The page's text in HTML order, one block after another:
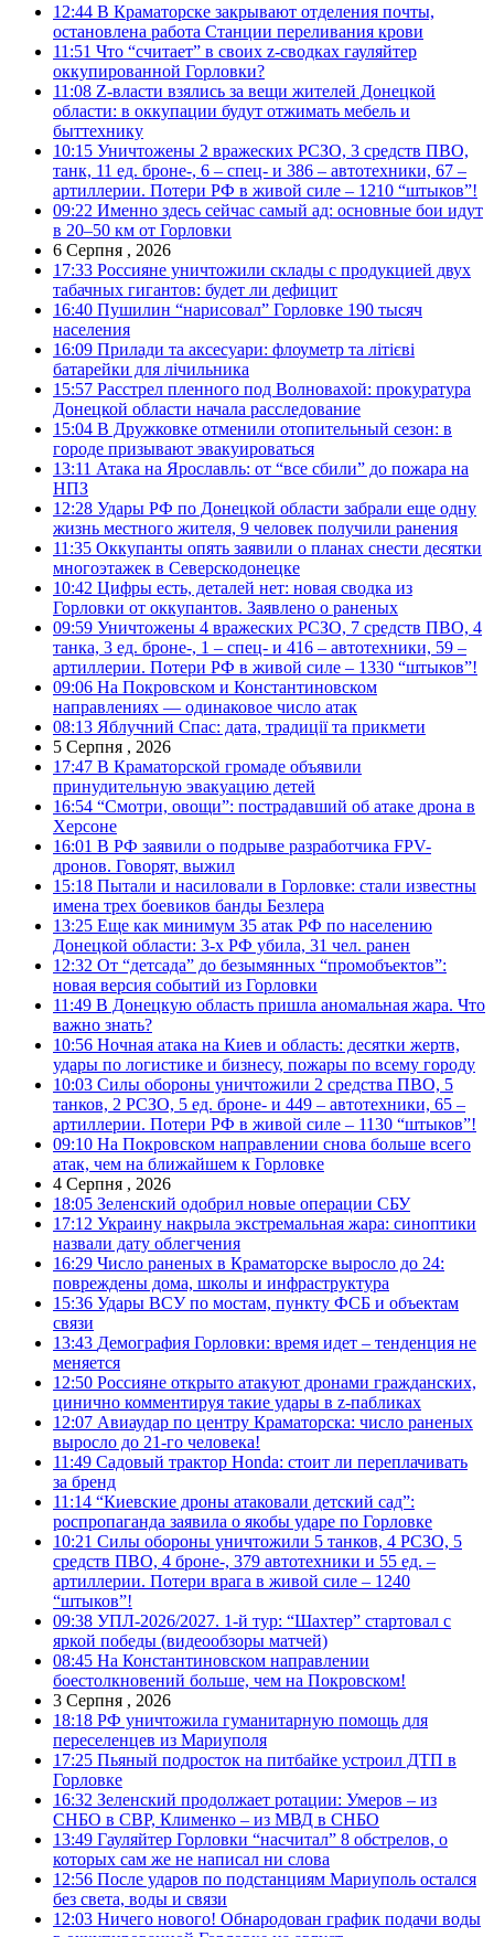
12:44 В Краматорске закрывают отделения почты,
остановлена работа Станции переливания крови
11:51 Что “считает” в своих z-сводках гауляйтер
оккупированной Горловки?
11:08 Z-власти взялись за вещи жителей Донецкой
области: в оккупации будут отжимать мебель и
быттехнику
10:15 Уничтожены 2 вражеских РСЗО, 3 средств ПВО,
танк, 11 ед. броне-, 6 – спец- и 386 – автотехники, 67 –
артиллерии. Потери РФ в живой силе – 1210 “штыков”!
09:22 Именно здесь сейчас самый ад: основные бои идут
в 20–50 км от Горловки
6 Серпня , 2026
17:33 Россияне уничтожили склады с продукцией двух
табачных гигантов: будет ли дефицит
16:40 Пушилин “нарисовал” Горловке 190 тысяч
населения
16:09 Прилади та аксесуари: флоуметр та літієві
батарейки для лічильника
15:57 Расстрел пленного под Волновахой: прокуратура
Донецкой области начала расследование
15:04 В Дружковке отменили отопительный сезон: в
городе призывают эвакуироваться
13:11 Атака на Ярославль: от “все сбили” до пожара на
НПЗ
12:28 Удары РФ по Донецкой области забрали еще одну
жизнь местного жителя, 9 человек получили ранения
11:35 Оккупанты опять заявили о планах снести десятки
многоэтажек в Северскодонецке
10:42 Цифры есть, деталей нет: новая сводка из
Горловки от оккупантов. Заявлено о раненых
09:59 Уничтожены 4 вражеских РСЗО, 7 средств ПВО, 4
танка, 3 ед. броне-, 1 – спец- и 416 – автотехники, 59 –
артиллерии. Потери РФ в живой силе – 1330 “штыков”!
09:06 На Покровском и Константиновском
направлениях — одинаковое число атак
08:13 Яблучний Спас: дата, традиції та прикмети
5 Серпня , 2026
17:47 В Краматорской громаде объявили
принудительную эвакуацию детей
16:54 “Смотри, овощи”: пострадавший об атаке дрона в
Херсоне
16:01 В РФ заявили о подрыве разработчика FPV-
дронов. Говорят, выжил
15:18 Пытали и насиловали в Горловке: стали известны
имена трех боевиков банды Безлера
13:25 Еще как минимум 35 атак РФ по населению
Донецкой области: 3-х РФ убила, 31 чел. ранен
12:32 От “детсада” до безымянных “промобъектов”:
новая версия событий из Горловки
11:49 В Донецкую область пришла аномальная жара. Что
важно знать?
10:56 Ночная атака на Киев и область: десятки жертв,
удары по логистике и бизнесу, пожары по всему городу
10:03 Силы обороны уничтожили 2 средства ПВО, 5
танков, 2 РСЗО, 5 ед. броне- и 449 – автотехники, 65 –
артиллерии. Потери РФ в живой силе – 1130 “штыков”!
09:10 На Покровском направлении снова больше всего
атак, чем на ближайшем к Горловке
4 Серпня , 2026
18:05 Зеленский одобрил новые операции СБУ
17:12 Украину накрыла экстремальная жара: синоптики
назвали дату облегчения
16:29 Число раненых в Краматорске выросло до 24:
повреждены дома, школы и инфраструктура
15:36 Удары ВСУ по мостам, пункту ФСБ и объектам
связи
13:43 Демография Горловки: время идет – тенденция не
меняется
12:50 Россияне открыто атакуют дронами гражданских,
цинично комментируя такие удары в z-пабликах
12:07 Авиаудар по центру Краматорска: число раненых
выросло до 21-го человека!
11:49 Садовый трактор Honda: стоит ли переплачивать
за бренд
11:14 “Киевские дроны атаковали детский сад”:
роспропаганда заявила о якобы ударе по Горловке
10:21 Силы обороны уничтожили 5 танков, 4 РСЗО, 5
средств ПВО, 4 броне-, 379 автотехники и 55 ед. –
артиллерии. Потери врага в живой силе – 1240
“штыков”!
09:38 УПЛ-2026/2027. 1-й тур: “Шахтер” стартовал с
яркой победы (видеообзоры матчей)
08:45 На Константиновском направлении
боестолкновений больше, чем на Покровском!
3 Серпня , 2026
18:18 РФ уничтожила гуманитарную помощь для
переселенцев из Мариуполя
17:25 Пьяный подросток на питбайке устроил ДТП в
Горловке
16:32 Зеленский продолжает ротации: Умеров – из
СНБО в СВР, Клименко – из МВД в СНБО
13:49 Гауляйтер Горловки “насчитал” 8 обстрелов, о
которых сам же не написал ни слова
12:56 После ударов по подстанциям Мариуполь остался
без света, воды и связи
12:03 Ничего нового! Обнародован график подачи воды